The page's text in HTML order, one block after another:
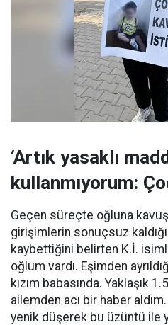
‘Artık yasaklı
kullanmıyorum:
Geçen süreçte oğluna
girişimlerin sonuçsuz
kaybettiğini belirten K.İ.
oğlum vardı. Eşimden
kızım babasında. Yaklaşık
ailemden acı bir haber
yenik düşerek bu üzüntü ile